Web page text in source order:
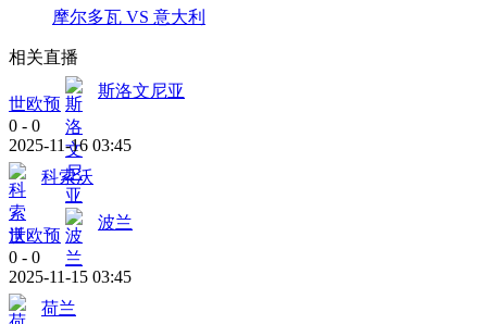
摩尔多瓦 VS 意大利
相关直播
世欧预
斯洛文尼亚
0 - 0
2025-11-16 03:45
科索沃
世欧预
波兰
0 - 0
2025-11-15 03:45
荷兰